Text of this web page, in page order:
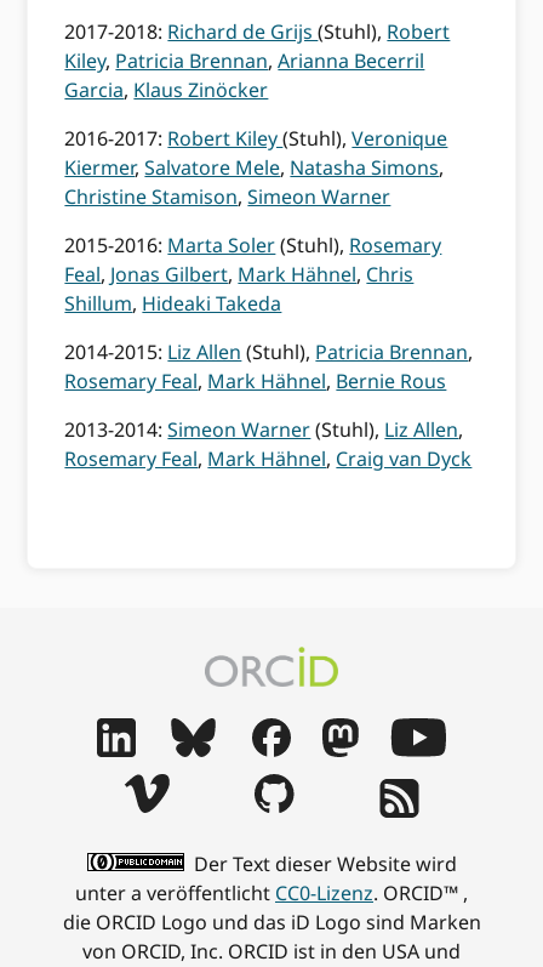
2017-2018: Richard de Grijs(Stuhl), Robert
Kiley, Patricia Brennan,Arianna Becerril
Garcia, Klaus Zinöcker
2016-2017: Robert Kiley(Stuhl),Veronique
Kiermer,Salvatore Mele, Natasha Simons,
Christine Stamison,Simeon Warner
2015-2016: Marta Soler(Stuhl), Rosemary
Feal, Jonas Gilbert, Mark Hähnel, Chris
Shillum, Hideaki Takeda
2014-2015: Liz Allen (Stuhl), Patricia Brennan,
Rosemary Feal, Mark Hähnel, Bernie Rous
2013-2014:Simeon Warner(Stuhl), Liz Allen,
Rosemary Feal, Mark Hähnel, Craig van Dyck
Der Text dieser Website wird
unter a veröffentlicht CC0-Lizenz. ORCID™ ,
die ORCID Logo und das iD Logo sind Marken
von ORCID, Inc. ORCID ist in den USA und